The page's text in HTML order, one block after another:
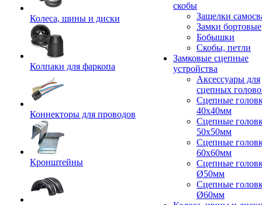
Колеса, шины и диски
Колпаки для фаркопа
Коннекторы для проводов
Кронштейны
скобы
Защелки
Замки бортовые
Бобышки
Скобы, петли
Замковые сцепные
устройства
Аксессуары для
сцепных
Сцепные
40x40мм
Сцепные
50x50мм
Сцепные
60x60мм
Сцепные
Ø50мм
Сцепные
Ø60мм